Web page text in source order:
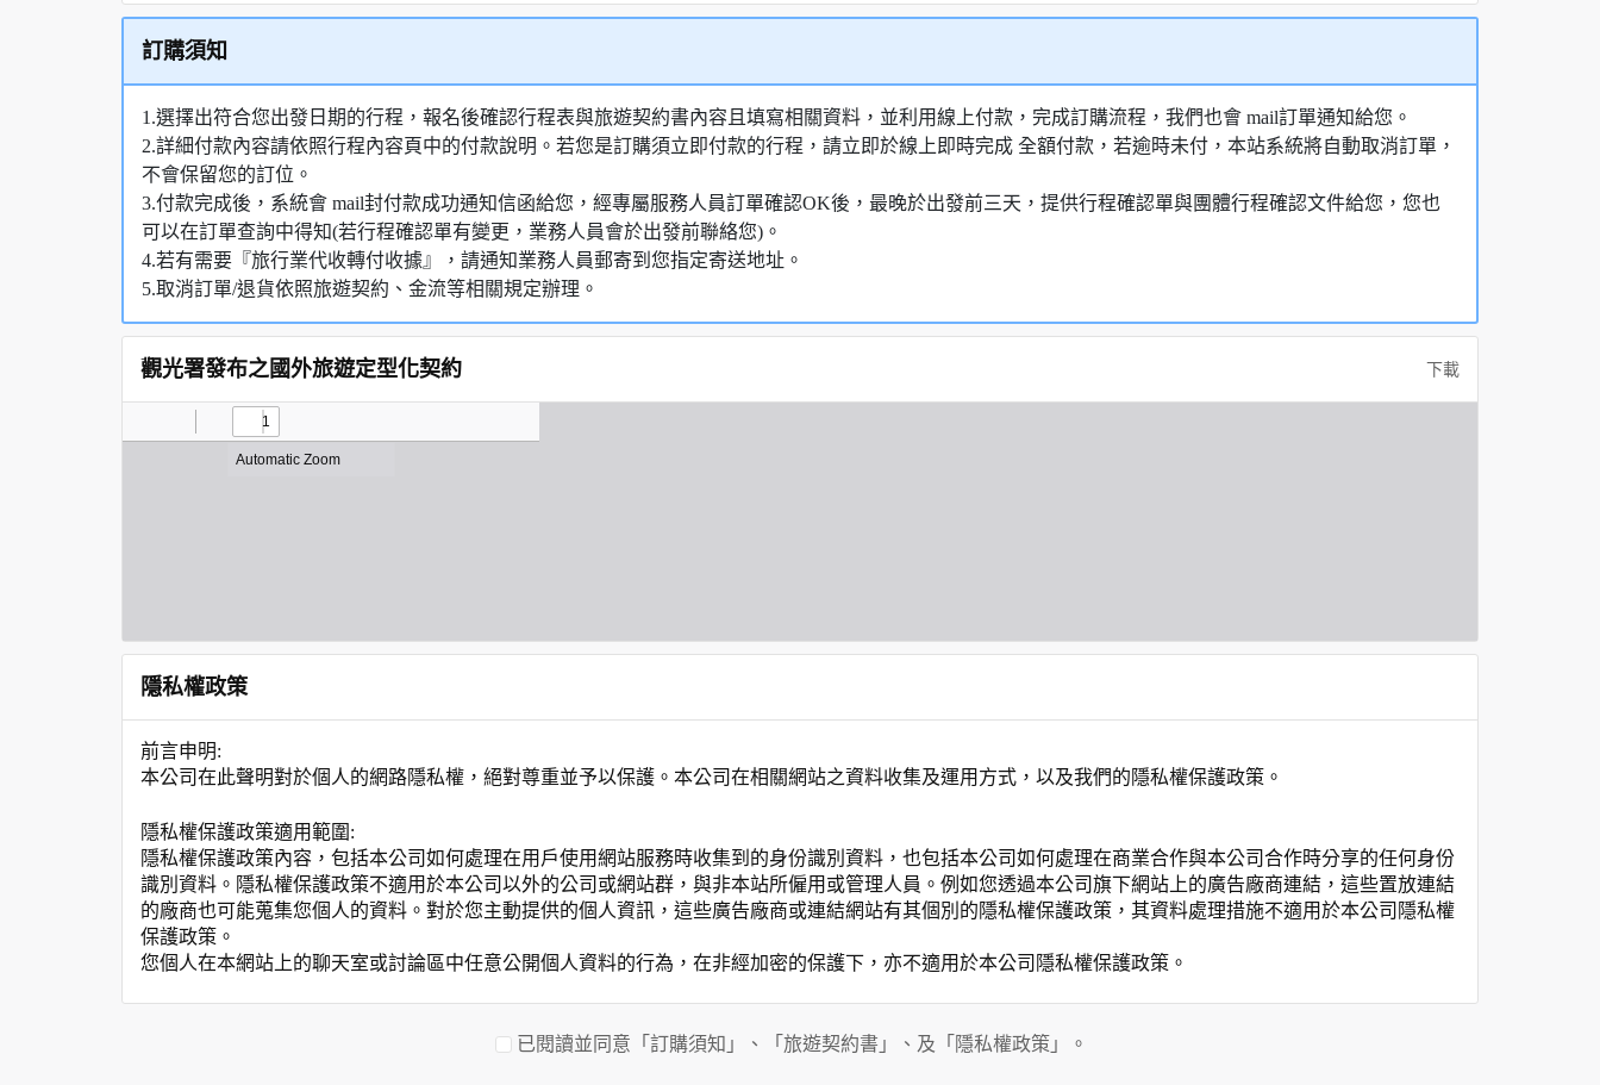
訂購須知
1.選擇出符合您出發日期的行程，報名後確認行程表與旅遊契約書內容且填寫相關資料，並利用線上付款，完成訂購流程，我們也會 mail訂單通知給您。
2.詳細付款內容請依照行程內容頁中的付款說明。若您是訂購須立即付款的行程，請立即於線上即時完成 全額付款，若逾時未付，本站系統將自動取消訂單，
不會保留您的訂位。
3.付款完成後，系統會 mail封付款成功通知信函給您，經專屬服務人員訂單確認OK後，最晚於出發前三天，提供行程確認單與團體行程確認文件給您，您也
可以在訂單查詢中得知(若行程確認單有變更，業務人員會於出發前聯絡您)。
4.若有需要『旅行業代收轉付收據』，請通知業務人員郵寄到您指定寄送地址。
5.取消訂單/退貨依照旅遊契約、金流等相關規定辦理。
觀光署發布之國外旅遊定型化契約 下載
隱私權政策
前言申明:
本公司在此聲明對於個人的網路隱私權，絕對尊重並予以保護。本公司在相關網站之資料收集及運用方式，以及我們的隱私權保護政策。
隱私權保護政策適用範圍:
隱私權保護政策內容，包括本公司如何處理在用戶使用網站服務時收集到的身份識別資料，也包括本公司如何處理在商業合作與本公司合作時分享的任何身份
識別資料。隱私權保護政策不適用於本公司以外的公司或網站群，與非本站所僱用或管理人員。例如您透過本公司旗下網站上的廣告廠商連結，這些置放連結
的廠商也可能蒐集您個人的資料。對於您主動提供的個人資訊，這些廣告廠商或連結網站有其個別的隱私權保護政策，其資料處理措施不適用於本公司隱私權
保護政策。
您個人在本網站上的聊天室或討論區中任意公開個人資料的行為，在非經加密的保護下，亦不適用於本公司隱私權保護政策。
為了在本網站提供您最佳的互動性服務，可能會請您提供相關個人的資料，其範圍如下：
已閱讀並同意「訂購須知」、「旅遊契約書」、及「隱私權政策」。